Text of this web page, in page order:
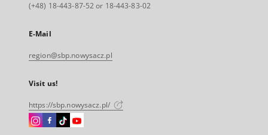
(+48) 18-443-87-52 or 18-443-83-02
E-Mail
region@sbp.nowysacz.pl
Visit us!
https://sbp.nowysacz.pl/
Instagram
Facebook
InstagramInstagram